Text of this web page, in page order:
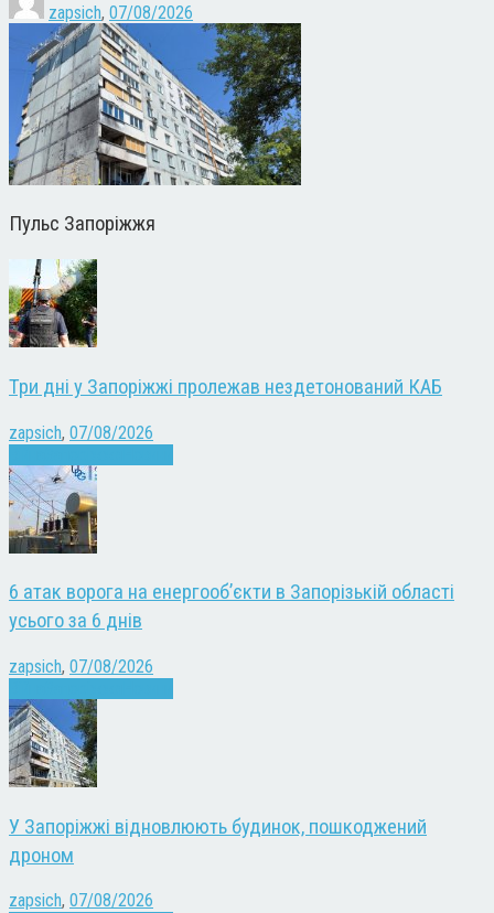
zapsich, 07/08/2026
Пульс Запоріжжя
Три дні у Запоріжжі пролежав нездетонований КАБ
zapsich, 07/08/2026
6 атак ворога на енергооб’єкти в Запорізькій області
усього за 6 днів
zapsich, 07/08/2026
У Запоріжжі відновлюють будинок, пошкоджений
дроном
zapsich, 07/08/2026